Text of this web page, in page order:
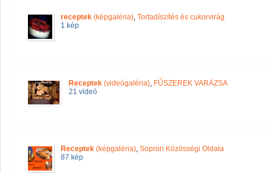
receptek (képgaléria), Tortadíszítés és cukorvirág
1 kép
Receptek (videógaléria), FŰSZEREK VARÁZSA
21 videó
Receptek (képgaléria), Sopron Közösségi Oldala
87 kép